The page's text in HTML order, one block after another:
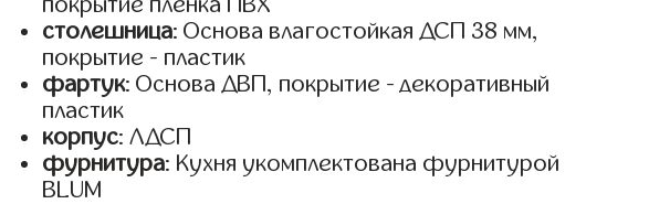
покрытие плёнка ПВХ
столешница: Основа влагостойкая ДСП 38 мм,
покрытие - пластик
фартук: Основа ДВП, покрытие - декоративный
пластик
корпус: ЛДСП
фурнитура: Кухня укомплектована фурнитурой
BLUM